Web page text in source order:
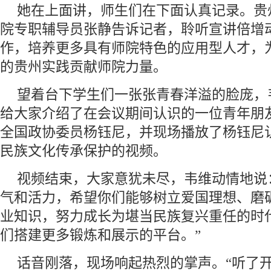
她在上面讲，师生们在下面认真记录。
院专职辅导员张静告诉记者，聆听宣讲倍增
作，培养更多具有师院特色的应用型人才，
的贵州实践贡献师院力量。
望着台下学生们一张张青春洋溢的脸庞
给大家介绍了在会议期间认识的一位青年
全国政协委员杨钰尼，并现场播放了杨钰尼
民族文化传承保护的视频。
视频结束，大家意犹未尽，韦维动情地
气和活力，希望你们能够树立爱国理想、磨
业知识，努力成长为堪当民族复兴重任的时
们搭建更多锻炼和展示的平台。”
话音刚落，现场响起热烈的掌声。“听了